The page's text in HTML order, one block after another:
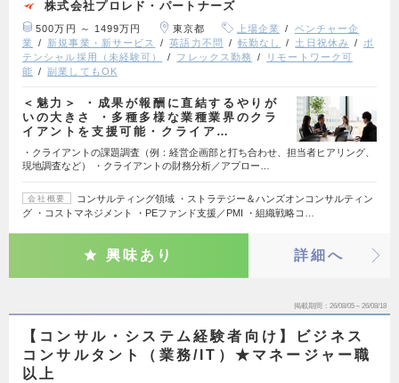
株式会社プロレド・パートナーズ
500万円 ～ 1499万円 東京都 上場企業
ベンチャー企
業
新規事業・新サービス 英語力不問 転勤なし 土日祝休み
ポ
テンシャル採用（未経験可）
フレックス勤務
リモートワーク可
能
副業してもOK
＜魅力＞ ・成果が報酬に直結するやりが
いの大きさ ・多種多様な業種業界のクラ
イアントを支援可能・クライア…
・クライアントの課題調査（例：経営企画部と打ち合わせ、担当者ヒアリング、
現地調査など） ・クライアントの財務分析／アプロー…
会社概要
コンサルティング領域 ・ストラテジー＆ハンズオンコンサルティン
グ ・コストマネジメント ・PEファンド支援／PMI ・組織戦略コ…
興味あり 詳細へ
掲載期間 26/08/05～26/08/18
【コンサル・システム経験者向け】ビジネス
コンサルタント（業務/IT）★マネージャー職
以上